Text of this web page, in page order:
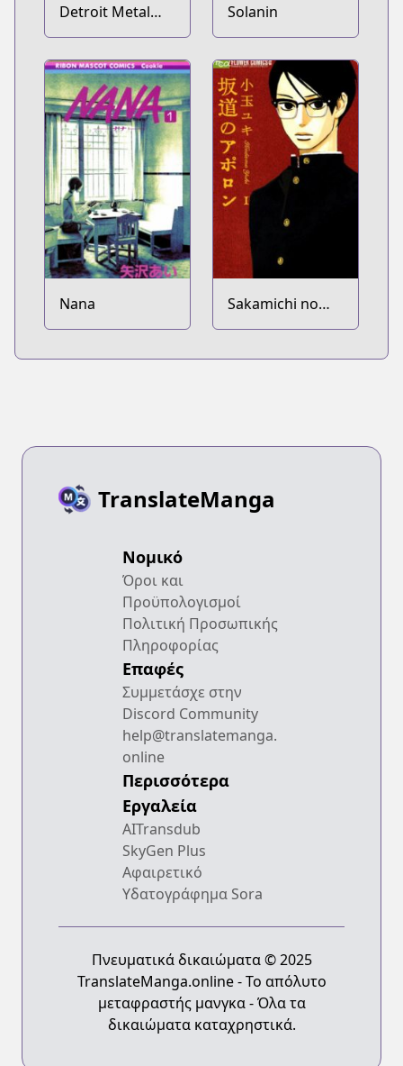
Detroit Metal
City
Solanin
Nana
Sakamichi no
Apollon
TranslateManga
Νομικό
Όροι και
Προϋπολογισμοί
Πολιτική Προσωπικής
Πληροφορίας
Επαφές
Συμμετάσχε στην
Discord Community
help@translatemanga.
online
Περισσότερα
Εργαλεία
AITransdub
SkyGen Plus
Αφαιρετικό
Υδατογράφημα Sora
Πνευματικά δικαιώματα © 2025
TranslateManga.online - Το απόλυτο
μεταφραστής μανγκα - Όλα τα
δικαιώματα καταχρηστικά.